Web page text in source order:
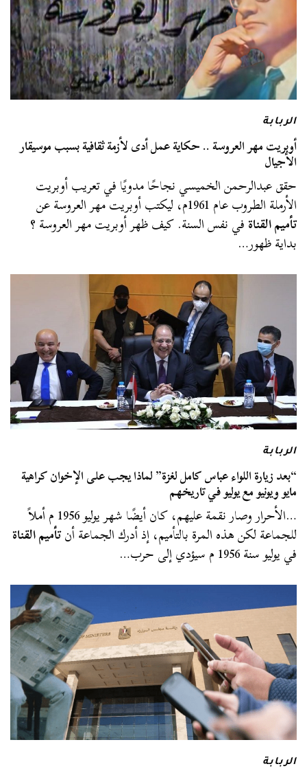
الربابة
أوبريت مهر العروسة .. حكاية عمل أدى لأزمة ثقافية بسبب موسيقار
الأجيال
حقق عبدالرحمن الخميسي نجاحًا مدويًا في تعريب أوبريت
الأرملة الطروب عام 1961م، ليكتب أوبريت مهر العروسة عن
تأميم القناةفي نفس السنة. كيف ظهر أوبريت مهر العروسة ؟
بداية ظهور…
الربابة
“بعد زيارة اللواء عباس كامل لغزة” لماذا يجب على الإخوان كراهية
مايو ويونيو مع يوليو في تاريخهم
…الأحرار وصار نقمة عليهم، كان أيضًا شهر يوليو 1956 م أملاً
للجماعة لكن هذه المرة بالتأميم، إذ أدرك الجماعة أنتأميم القناة
في يوليو سنة 1956 م سيؤدي إلى حرب…
الربابة